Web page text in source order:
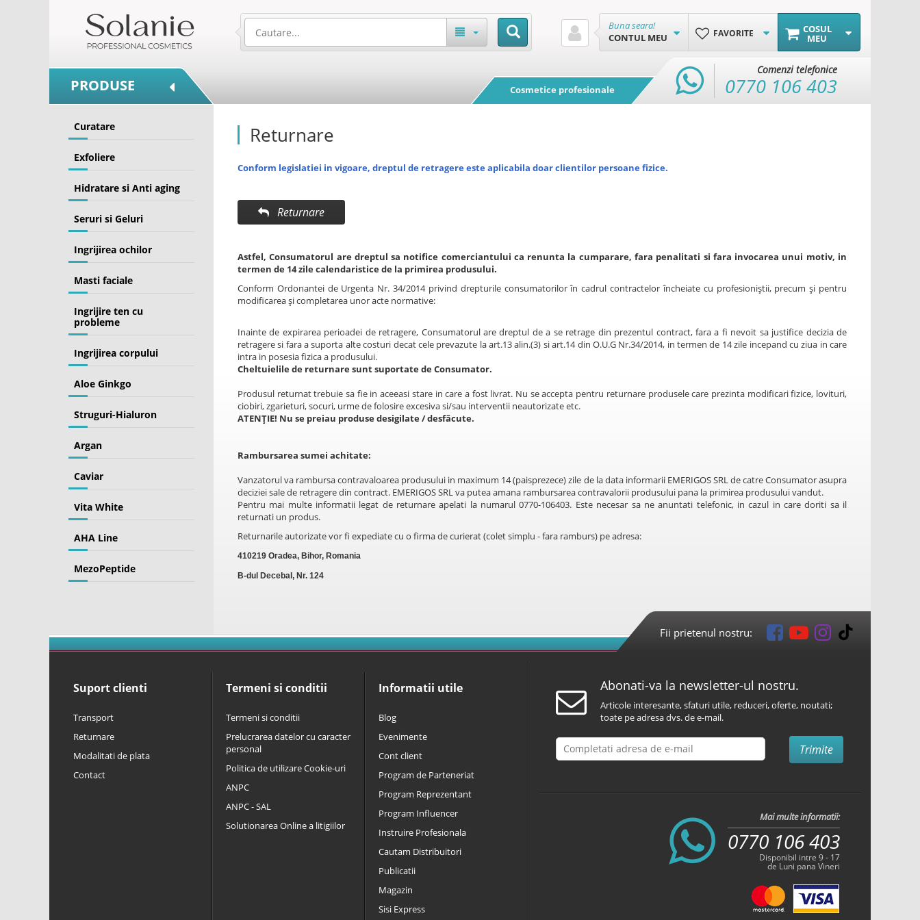
COSUL
MEU
FAVORITE
Buna seara!
CONTUL MEU
PRODUSE Cosmetice profesionale
Comenzi telefonice
0770 106 403
Curatare
Exfoliere
Hidratare si Anti aging
Seruri si Geluri
Ingrijirea ochilor
Masti faciale
Ingrijire ten cu
probleme
Ingrijirea corpului
Aloe Ginkgo
Struguri-Hialuron
Argan
Caviar
Vita White
AHA Line
MezoPeptide
Returnare
Conform legislatiei in vigoare, dreptul de retragere este aplicabila doar clientilor persoane fizice.
Returnare
Astfel, Consumatorul are dreptul sa notifice comerciantului ca renunta la cumparare, fara penalitati si fara invocarea unui motiv, in
termen de 14 zile calendaristice de la primirea produsului.
Conform Ordonantei de Urgenta Nr. 34/2014 privind drepturile consumatorilor în cadrul contractelor încheiate cu profesioniştii, precum şi pentru
modificarea şi completarea unor acte normative:
Inainte de expirarea perioadei de retragere, Consumatorul are dreptul de a se retrage din prezentul contract, fara a fi nevoit sa justifice decizia de
retragere si fara a suporta alte costuri decat cele prevazute la art.13 alin.(3) si art.14 din O.U.G Nr.34/2014, in termen de 14 zile incepand cu ziua in care
intra in posesia fizica a produsului.
Cheltuielile de returnare sunt suportate de Consumator.
Produsul returnat trebuie sa fie in aceeasi stare in care a fost livrat. Nu se accepta pentru returnare produsele care prezinta modificari fizice, lovituri,
ciobiri, zgarieturi, socuri, urme de folosire excesiva si/sau interventii neautorizate etc.
ATENȚIE! Nu se preiau produse desigilate / desfăcute.
Rambursarea sumei achitate:
Vanzatorul va rambursa contravaloarea produsului in maximum 14 (paisprezece) zile de la data informarii EMERIGOS SRL de catre Consumator asupra
deciziei sale de retragere din contract. EMERIGOS SRL va putea amana rambursarea contravalorii produsului pana la primirea produsului vandut.
Pentru mai multe informatii legat de returnare apelati la numarul 0770-106403. Este necesar sa ne anuntati telefonic, in cazul in care doriti sa il
returnati un produs.
Returnarile autorizate vor fi expediate cu o firma de curierat (colet simplu - fara ramburs) pe adresa:
410219 Oradea, Bihor, Romania
B-dul Decebal, Nr. 124
Fii prietenul nostru:
Suport clienti
Transport
Returnare
Modalitati de plata
Contact
Termeni si conditii
Termeni si conditii
Prelucrarea datelor cu caracter
personal
Politica de utilizare Cookie-uri
ANPC
ANPC - SAL
Solutionarea Online a litigiilor
Informatii utile
Blog
Evenimente
Cont client
Program de Parteneriat
Program Reprezentant
Program Influencer
Instruire Profesionala
Cautam Distribuitori
Publicatii
Magazin
Sisi Express
Abonati-va la newsletter-ul nostru.
Articole interesante, sfaturi utile, reduceri, oferte, noutati;
toate pe adresa dvs. de e-mail.
Mai multe informatii:
0770 106 403
Disponibil intre 9 - 17
de Luni pana Vineri